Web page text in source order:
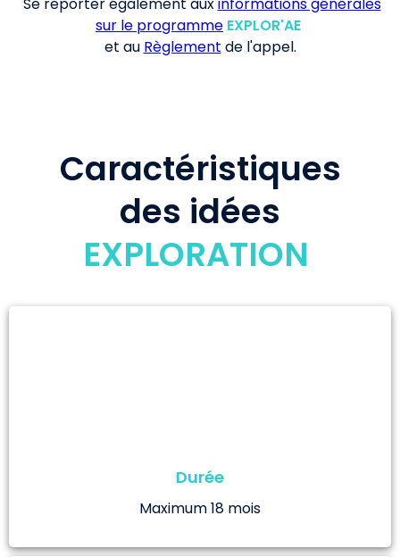
sur le programme EXPLOR'AE
et au Règlement de l'appel.
Caractéristiques
des idées
EXPLORATION
Durée
Maximum 18 mois